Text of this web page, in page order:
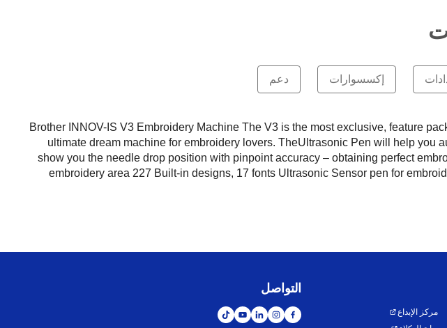
إكسسوارات دعم
Brother INNOV-IS V3 Embroidery Machine The V3 is the most exclusive, feature
ultimate dream machine for embroidery lovers. TheUltrasonic Pen will help you
show you the needle drop position with pinpoint accuracy – obtaining perfect
embroidery area 227 Built-in designs, 17 fonts Ultrasonic Sensor pen for
مركز الإبداع
التواصل